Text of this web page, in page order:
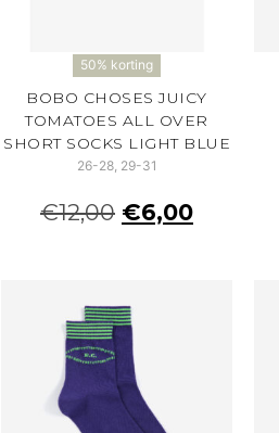
50% korting
BOBO CHOSES JUICY
TOMATOES ALL OVER
SHORT SOCKS LIGHT BLUE
26-28, 29-31
€12,00 €6,00